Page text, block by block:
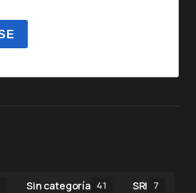
Sin categoría 41 SRI 7